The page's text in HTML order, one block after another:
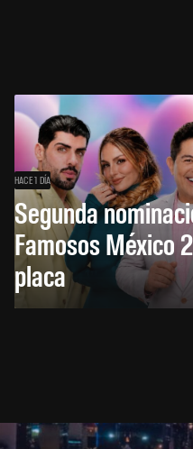
HACE 1 DÍA
Segunda
Famosos México
placa